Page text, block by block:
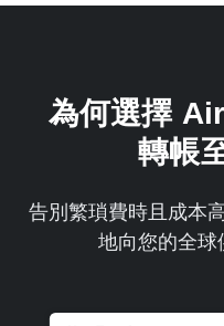
為何選擇
轉帳
告別繁瑣費時且成本
地向您的全球